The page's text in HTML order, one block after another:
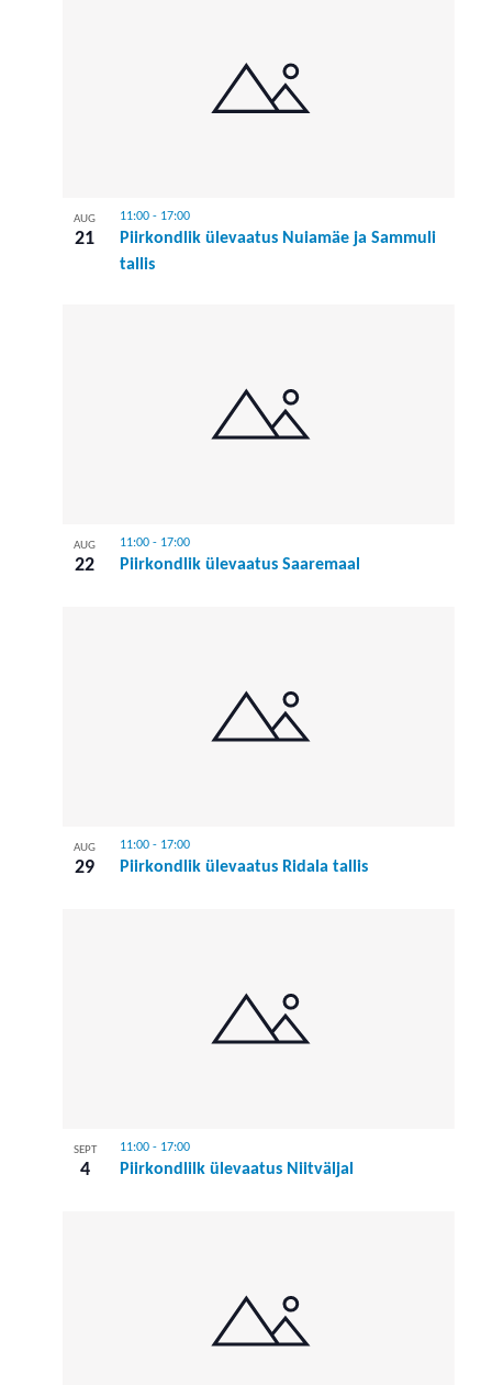
AUG
21
Piirkondlik ülevaatus Nuiamäe ja Sammuli
tallis
11:00- 17:00
AUG
22 Piirkondlik ülevaatus Saaremaal
11:00- 17:00
AUG
29 Piirkondlik ülevaatus Ridala tallis
11:00- 17:00
SEPT
4 Piirkondlilk ülevaatus Niitväljal
11:00- 17:00